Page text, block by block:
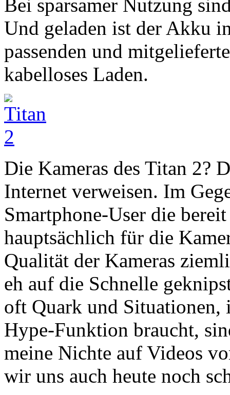
Bei sparsamer Nutzung
Und geladen ist der Akku
passenden und
kabelloses Laden.
Die Kameras des Titan 2?
Internet verweisen. Im
Smartphone-User die
hauptsächlich für die
Qualität der Kameras
eh auf die Schnelle
oft Quark und Situationen,
Hype-Funktion braucht,
meine Nichte auf Videos
wir uns auch heute noch